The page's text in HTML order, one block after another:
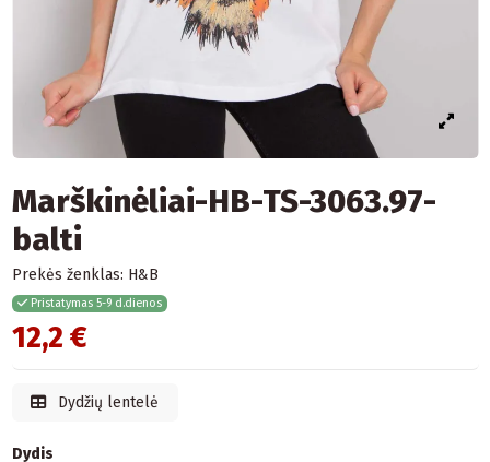
Marškinėliai-HB-TS-3063.97-
balti
Prekės ženklas: H&B
Pristatymas 5-9 d.dienos
12,2 €
Dydžių lentelė
Dydis